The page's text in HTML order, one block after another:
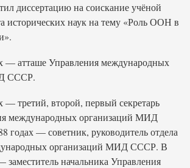
диссертацию на соискание учёной
исторических наук на тему «Роль ООН в
— атташе Управления международных
СССР.
— третий, второй, первый секретарь
международных организаций МИД
годах — советник, руководитель отдела
организаций МИД СССР. В
заместитель начальника Управления